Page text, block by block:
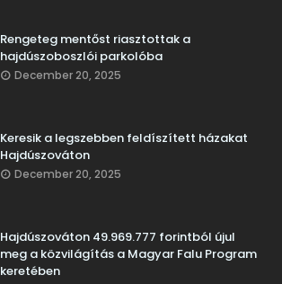
Rengeteg mentőst riasztottak a
hajdúszoboszlói parkolóba
December 20, 2025
Keresik a legszebben feldíszített házakat
Hajdúszováton
December 20, 2025
Hajdúszováton 49.969.777 forintból újul
meg a közvilágítás a Magyar Falu Program
keretében